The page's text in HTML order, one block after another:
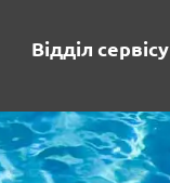
Відділ сервісу